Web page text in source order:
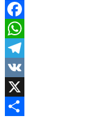
Facebook
WhatsApp
Telegram
VK
X